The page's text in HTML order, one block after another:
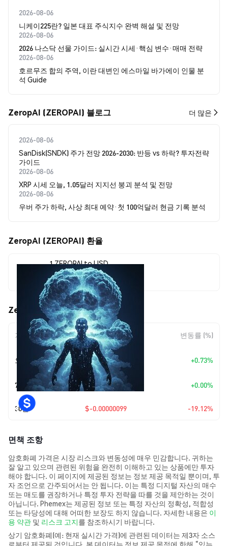
2026-08-06
니케이225란? 일본 대표 주식지수 완벽 해설 및 전망
2026-08-06
2026 나스닥 선물 가이드: 실시간 시세·핵심 변수·매매 전략
2026-08-06
호르무즈 합의 주역, 이란 대변인 에스마일 바가에이 인물 분
석 Guide
ZeropAI (ZEROPAI) 블로그 더 많은
2026-08-06
SanDisk(SNDK) 주가 전망 2026-2030: 반등 vs 하락? 투자전략
가이드
2026-08-06
XRP 시세 오늘, 1.05달러 지지선 붕괴 분석 및 전망
2026-08-06
우버 주가 하락, 사상 최대 예약·첫 100억달러 현금 기록 분석
ZeropAI (ZEROPAI) 환율
1 ZEROPAI to USD
$0.00000418
ZeropAI (ZEROPAI) 가격 움직임
기간 변동 폭 변동률 (%)
오늘 +$0.073032 +0.73%
7일 +$0.00 +0.00%
30일 $-0.00000099 -19.12%
면책 조항
암호화폐 가격은 시장 리스크와 변동성에 매우 민감합니다. 귀하는
잘 알고 있으며 관련된 위험을 완전히 이해하고 있는 상품에만 투자
해야 합니다. 이 페이지에 제공된 정보는 정보 제공 목적일 뿐이며, 투
자 조언으로 간주되어서는 안 됩니다. 이는 특정 디지털 자산의 매수
또는 매도를 권장하거나 특정 투자 전략을 따를 것을 제안하는 것이
아닙니다. Phemex는 제공된 정보 또는 특정 자산의 정확성, 적합성
또는 타당성에 대해 어떠한 보장도 하지 않습니다. 자세한 내용은 이
용 약관 및 리스크 고지를 참조하시기 바랍니다.
상기 암호화폐(예: 현재 실시간 가격)에 관련된 데이터는 제3자 소스
로부터 제공된 것입니다. 본 데이터는 정보 제공 목적에 한해 “있는